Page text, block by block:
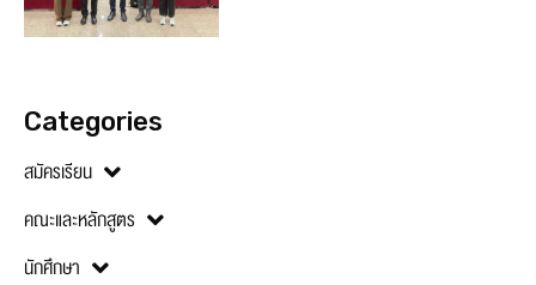
Categories
สมัครเรียน
คณะและหลักสูตร
นักศึกษา